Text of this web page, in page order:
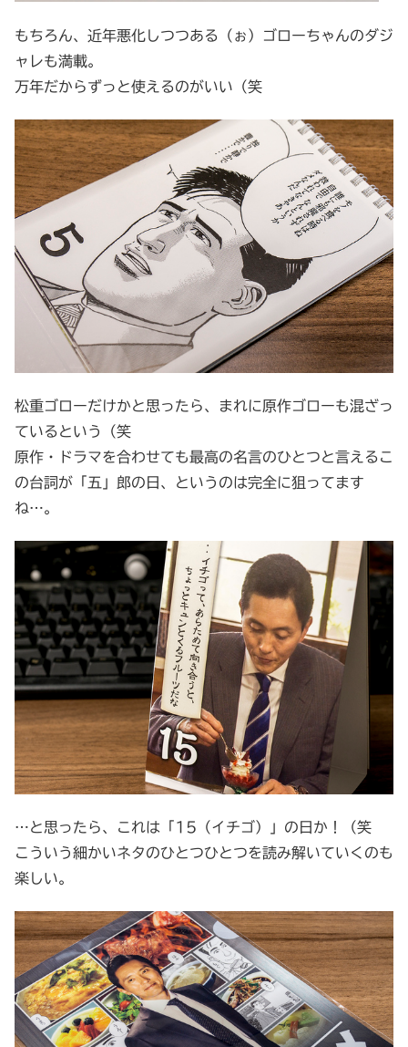
もちろん、近年悪化しつつある（ぉ）ゴローちゃんのダジ
ャレも満載。
万年だからずっと使えるのがいい（笑
松重ゴローだけかと思ったら、まれに原作ゴローも混ざっ
ているという（笑
原作・ドラマを合わせても最高の名言のひとつと言えるこ
の台詞が「五」郎の日、というのは完全に狙ってます
ね…。
…と思ったら、これは「15（イチゴ）」の日か！（笑
こういう細かいネタのひとつひとつを読み解いていくのも
楽しい。